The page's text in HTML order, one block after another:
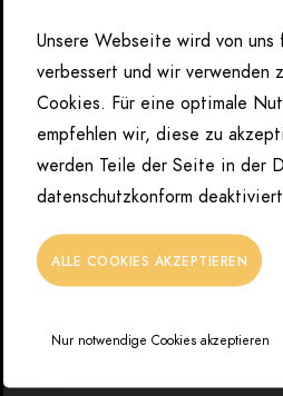
Unsere Webseite wird von uns
verbessert und wir verwenden
Cookies. Für eine optimale
empfehlen wir, diese zu
werden Teile der Seite in der
datenschutzkonform
ALLE COOKIES AKZEPTIEREN
Nur notwendige Cookies akzeptieren